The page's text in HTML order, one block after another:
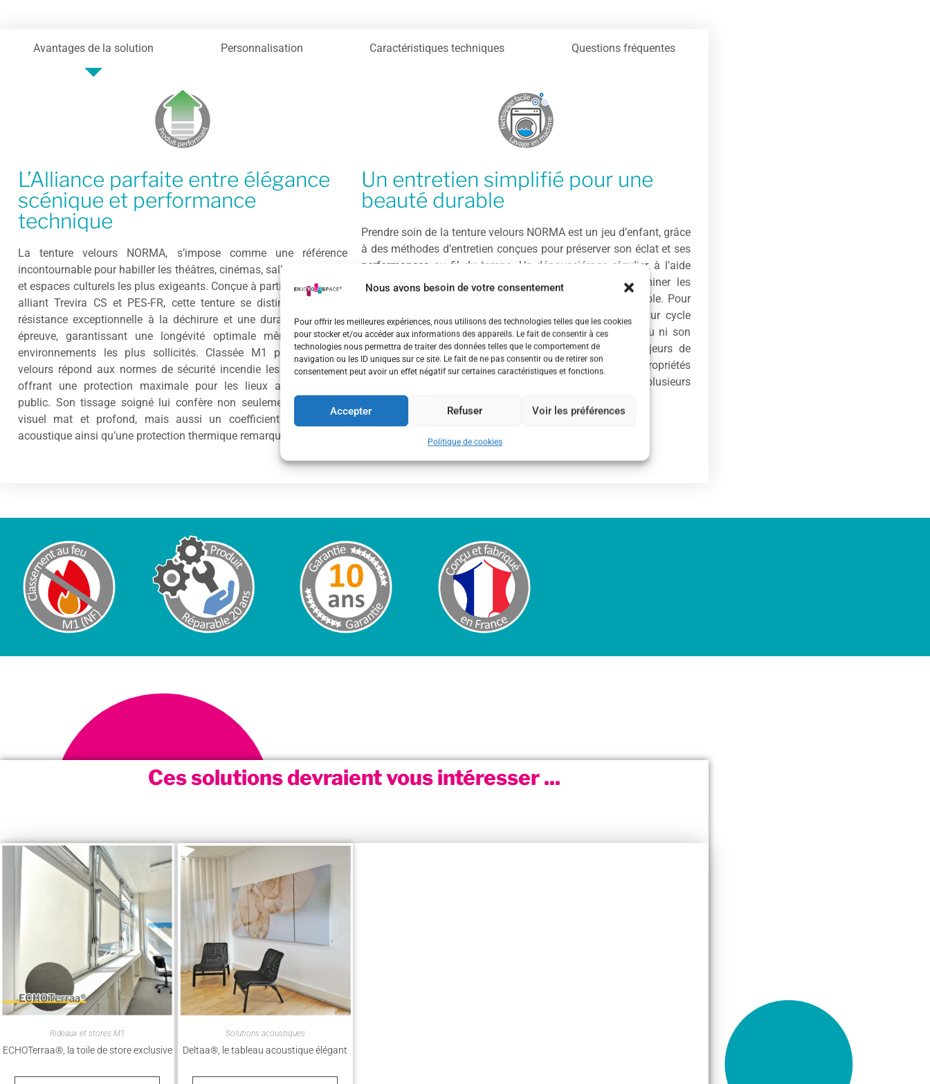
Nous avons besoin de votre consentement
Pour offrir les meilleures expériences, nous utilisons des technologies telles que les cookies
pour stocker et/ou accéder aux informations des appareils. Le fait de consentir à ces
technologies nous permettra de traiter des données telles que le comportement de
navigation ou les ID uniques sur ce site. Le fait de ne pas consentir ou de retirer son
consentement peut avoir un effet négatif sur certaines caractéristiques et fonctions.
Accepter Refuser Voir les préférences
Politique de cookies
Avantages de la solution Personnalisation Caractéristiques techniques Questions fréquentes
L’Alliance parfaite entre élégance
scénique et performance
technique
La tenture velours NORMA, s’impose comme une référence
incontournable pour habiller les théâtres, cinémas, salles de concert
et espaces culturels les plus exigeants. Conçue à partir d’un velours
alliant Trevira CS et PES-FR, cette tenture se distingue par une
résistance exceptionnelle à la déchirure et une durabilité à toute
épreuve, garantissant une longévité optimale même dans les
environnements les plus sollicités. Classée M1 permanent, ce
velours répond aux normes de sécurité incendie les plus strictes,
offrant une protection maximale pour les lieux accueillant du
public. Son tissage soigné lui confère non seulement un aspect
visuel mat et profond, mais aussi un coefficient d’absorption
acoustique ainsi qu’une protection thermique remarquable.
Un entretien simplifié pour une
beauté durable
Prendre soin de la tenture velours NORMA est un jeu d’enfant, grâce
à des méthodes d’entretien conçues pour préserver son éclat et ses
performances au fil du temps. Un dépoussiérage régulier, à l’aide
d’un aspirateur doux ou d’un chiffon sec, suffit à éliminer les
particules et à maintenir la tenture dans un état impeccable. Pour
les modèles de taille adaptée, un lavage en machine sur cycle
délicat est même possible, sans altérer la qualité du tissu ni son
classement au feu M1 permanent. L’un des atouts majeurs de
NORMA réside dans sa capacité à conserver ses propriétés
techniques, y compris sa résistance au feu, même après plusieurs
entretiens.
Ces solutions devraient vous intéresser ...
Rideaux et stores M1
ECHOTerraa®, la toile de store exclusive
Solutions acoustiques
Deltaa®, le tableau acoustique élégant